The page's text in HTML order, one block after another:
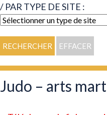
/ PAR TYPE DE SITE :
Judo – arts